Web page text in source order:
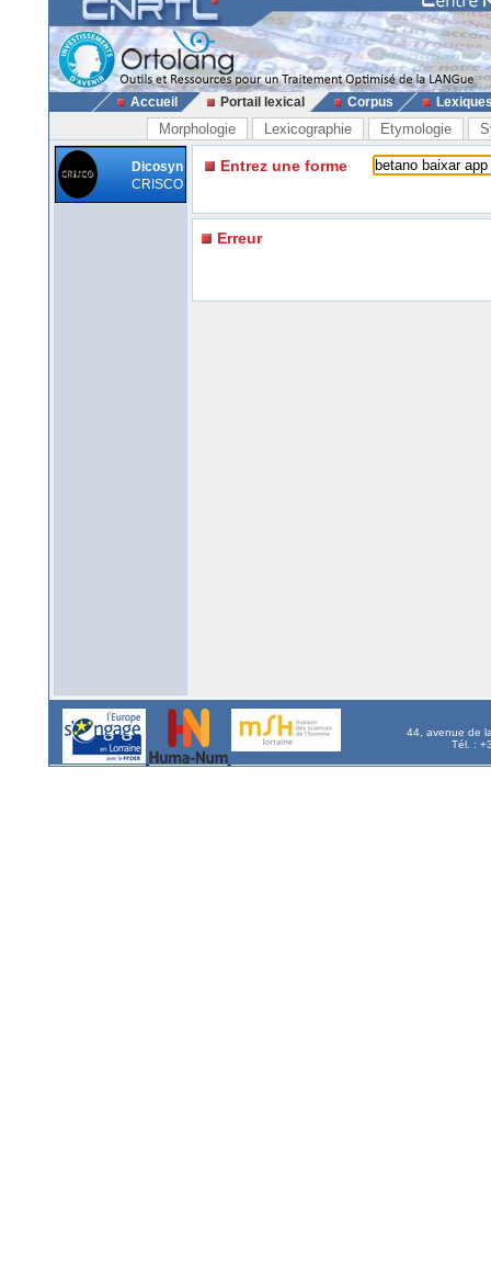
Accueil Portail lexical Corpus
Morphologie Lexicographie Etymologie
Dicosyn
CRISCO
Entrez une forme
Erreur
44, avenue de
Tél. :